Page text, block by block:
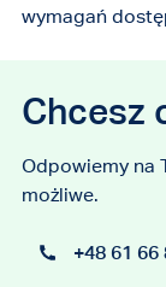
wymagań
Chcesz
Odpowiemy na
możliwe.
+48 61 66